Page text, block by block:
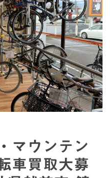
マウンテン
車買取大募